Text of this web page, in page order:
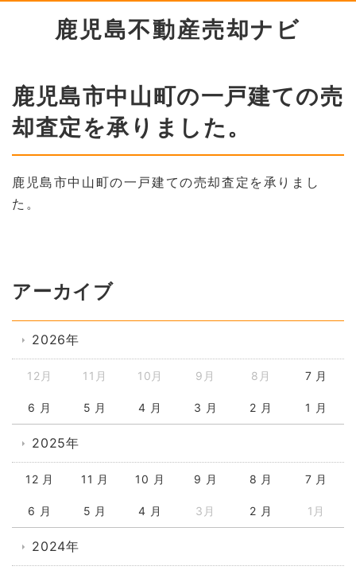
鹿児島不動産売却ナビ
鹿児島市中山町の一戸建ての売
却査定を承りました。
鹿児島市中山町の一戸建ての売却査定を承りまし
た。
アーカイブ
2026年
12月 11月 10月 9月 8月 7 月
6 月 5 月 4 月 3 月 2 月 1 月
2025年
12 月 11 月 10 月 9 月 8 月 7 月
6 月 5 月 4 月 3月 2 月 1月
2024年